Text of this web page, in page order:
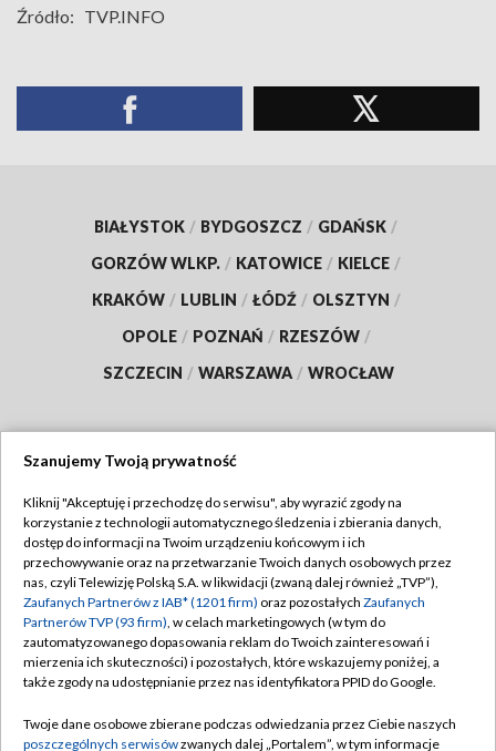
Źródło: TVP.INFO
BIAŁYSTOK / BYDGOSZCZ / GDAŃSK /
GORZÓW WLKP. / KATOWICE / KIELCE /
KRAKÓW / LUBLIN / ŁÓDŹ / OLSZTYN /
OPOLE / POZNAŃ / RZESZÓW /
SZCZECIN / WARSZAWA / WROCŁAW
TVP
Abonament TVP
Emisja w TVP
Centrum informacji TVP
Naziemna Telewizja Cyfrowa
Rada Programowa
Regulamin TVP
Polityka prywatności
Moje zgody
Pomoc
Kontakt
Szanujemy Twoją prywatność
Kliknij "Akceptuję i przechodzę do serwisu", aby wyrazić zgody na
korzystanie z technologii automatycznego śledzenia i zbierania danych,
dostęp do informacji na Twoim urządzeniu końcowym i ich
przechowywanie oraz na przetwarzanie Twoich danych osobowych przez
nas, czyli Telewizję Polską S.A. w likwidacji (zwaną dalej również „TVP”),
Zaufanych Partnerów z IAB* (1201 firm) oraz pozostałych Zaufanych
Partnerów TVP (93 firm), w celach marketingowych (w tym do
zautomatyzowanego dopasowania reklam do Twoich zainteresowań i
mierzenia ich skuteczności) i pozostałych, które wskazujemy poniżej, a
także zgody na udostępnianie przez nas identyfikatora PPID do Google.
Twoje dane osobowe zbierane podczas odwiedzania przez Ciebie naszych
poszczególnych serwisówzwanych dalej „Portalem”, w tym informacje